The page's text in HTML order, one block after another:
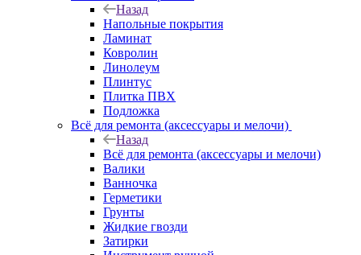
Назад
Напольные покрытия
Ламинат
Ковролин
Линолеум
Плинтус
Плитка ПВХ
Подложка
Всё для ремонта (аксессуары и мелочи)
Назад
Всё для ремонта (аксессуары и мелочи)
Валики
Ванночка
Герметики
Грунты
Жидкие гвозди
Затирки